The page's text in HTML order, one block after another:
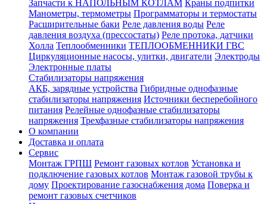
Запчасти к НАПОЛЬНЫМ КОТЛАМ Краны подпитки
Манометры, термометры Программаторы и термостаты
Расширительные баки Реле давления воды Реле
давления воздуха (прессостаты) Реле протока, датчики
Холла Теплообменники ТЕПЛООБМЕННИКИ ГВС
Циркуляционные насосы, улитки, двигатели Электроды
Электронные платы
Стабилизаторы напряжения
АКБ, зарядные устройства Гибридные однофазные
стабилизаторы напряжения Источники бесперебойного
питания Релейные однофазные стабилизаторы
напряжения Трехфазные стабилизаторы напряжения
О компании
Доставка и оплата
Сервис
Монтаж ГРПШ Ремонт газовых котлов Установка и
подключение газовых котлов Монтаж газовой трубы к
дому Проектирование газоснабжения дома Поверка и
ремонт газовых счетчиков